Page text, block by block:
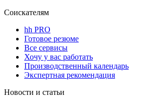
Соискателям
hh PRO
Готовое резюме
Все сервисы
Хочу у вас работать
Производственный календарь
Экспертная рекомендация
Новости и статьи